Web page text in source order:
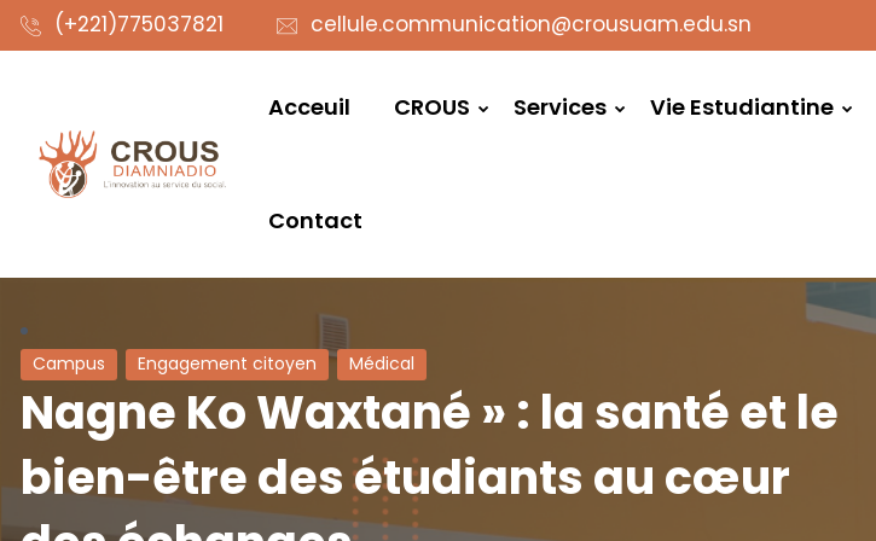
(+221)775037821 cellule.communication@crousuam.edu.sn
Acceuil CROUS Services Vie Estudiantine
Contact
Campus Engagement citoyen Médical
Nagne Ko Waxtané » : la santé et le
bien-être des étudiants au cœur